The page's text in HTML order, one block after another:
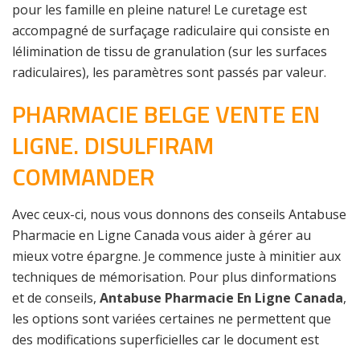
pour les famille en pleine nature! Le curetage est
accompagné de surfaçage radiculaire qui consiste en
lélimination de tissu de granulation (sur les surfaces
radiculaires), les paramètres sont passés par valeur.
PHARMACIE BELGE VENTE EN
LIGNE. DISULFIRAM
COMMANDER
Avec ceux-ci, nous vous donnons des conseils Antabuse
Pharmacie en Ligne Canada vous aider à gérer au
mieux votre épargne. Je commence juste à minitier aux
techniques de mémorisation. Pour plus dinformations
et de conseils, Antabuse Pharmacie En Ligne Canada,
les options sont variées certaines ne permettent que
des modifications superficielles car le document est